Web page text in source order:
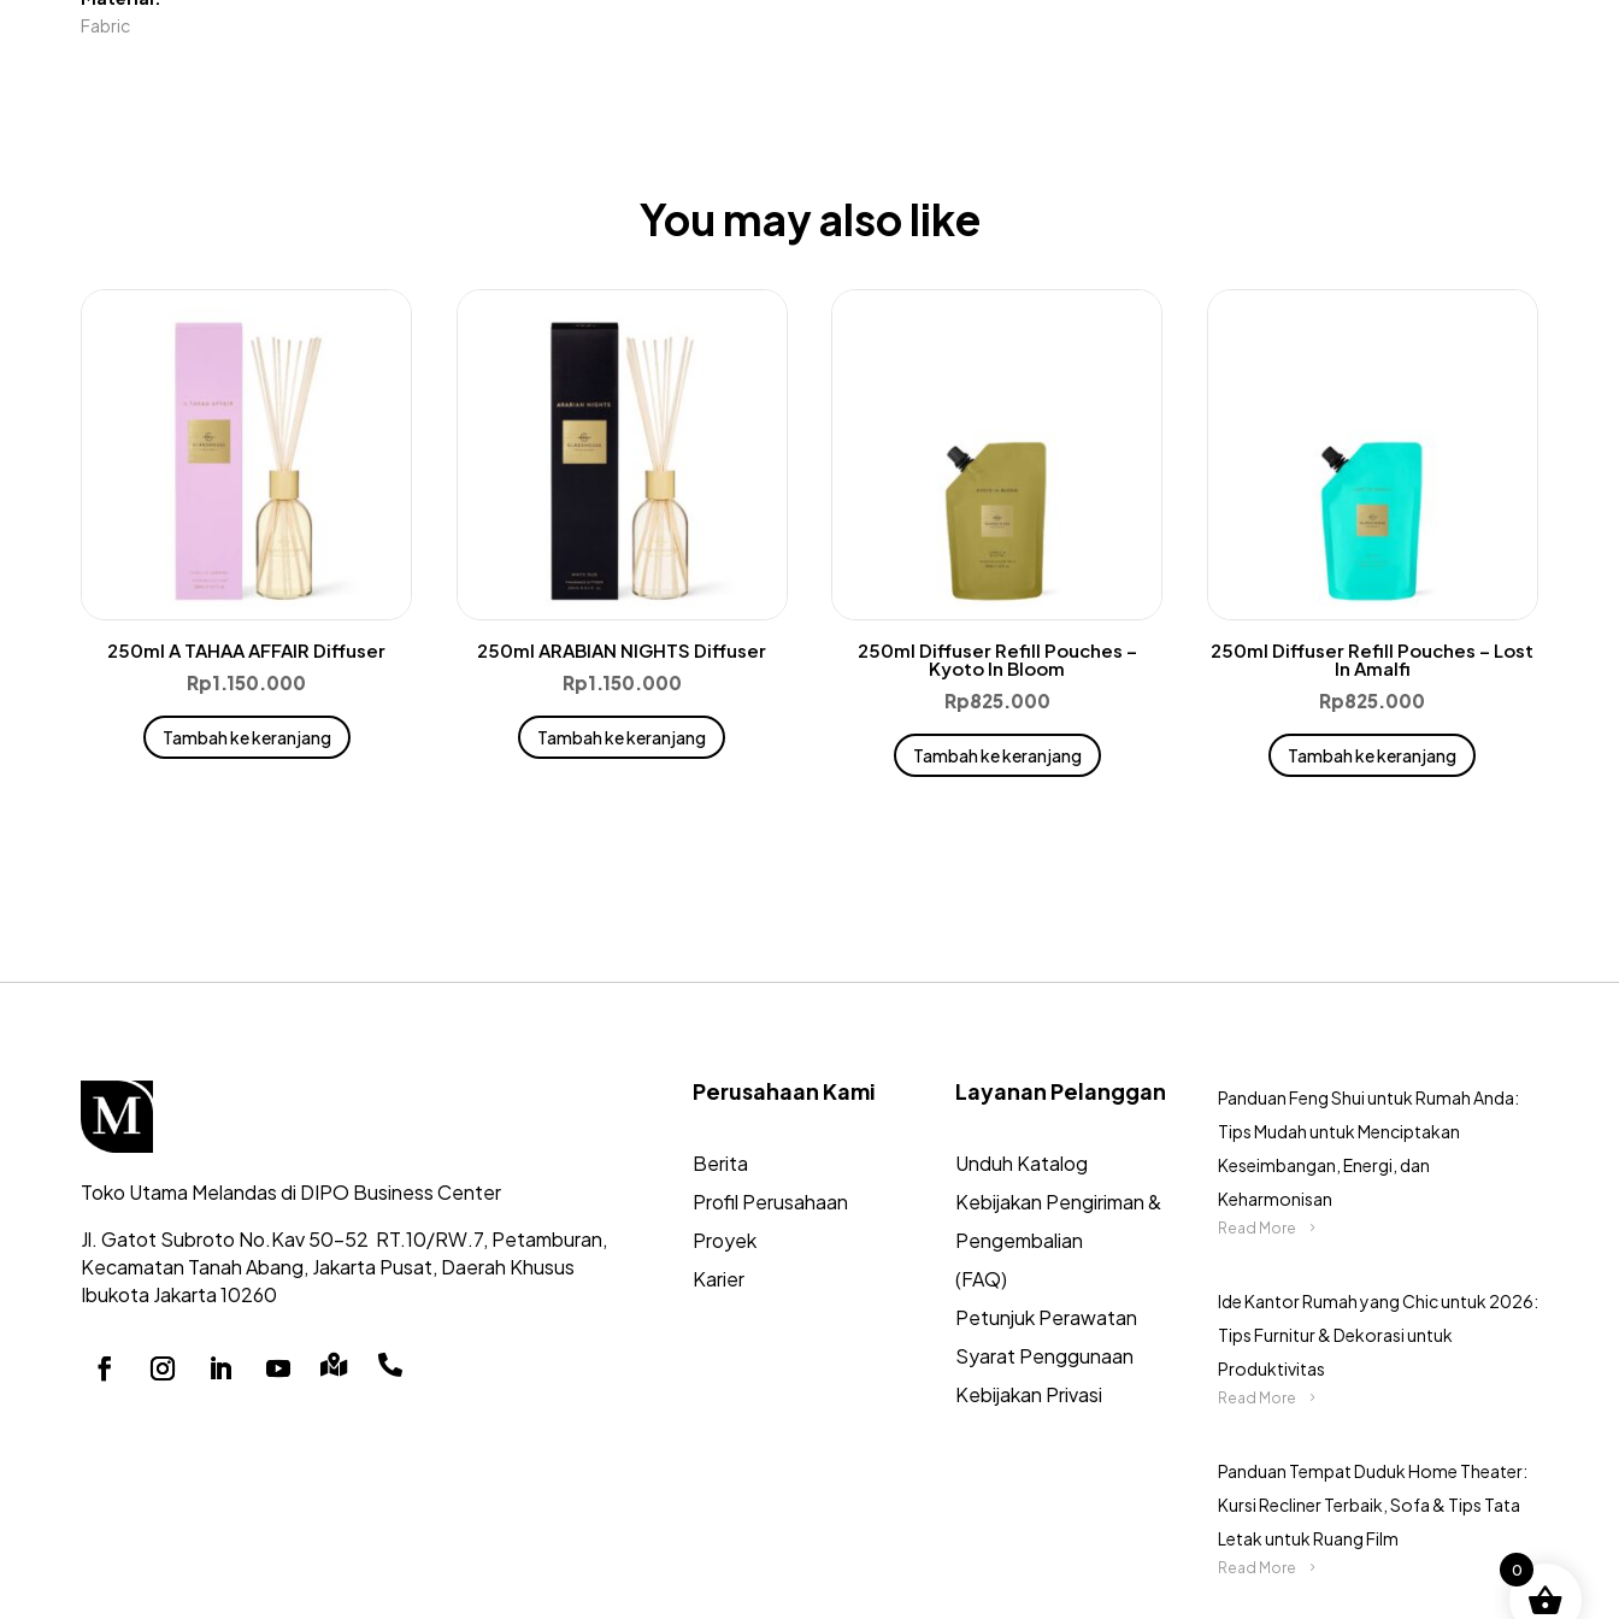
Fabric
You may also like
250ml A TAHAA AFFAIR Diffuser
Rp1.150.000
Tambah ke keranjang
250ml ARABIAN NIGHTS Diffuser
Rp1.150.000
Tambah ke keranjang
250ml Diffuser Refill Pouches –
Kyoto In Bloom
Rp825.000
Tambah ke keranjang
250ml Diffuser Refill Pouches – Lost
In Amalfi
Rp825.000
Tambah ke keranjang
Toko Utama Melandas di DIPO Business Center
Jl. Gatot Subroto No.Kav 50-52 RT.10/RW.7, Petamburan,
Kecamatan Tanah Abang, Jakarta Pusat, Daerah Khusus
Ibukota Jakarta 10260
 
Perusahaan Kami
Berita
Profil Perusahaan
Proyek
Karier
Layanan Pelanggan
Unduh Katalog
Kebijakan Pengiriman &
Pengembalian
(FAQ)
Petunjuk Perawatan
Syarat Penggunaan
Kebijakan Privasi
Panduan Feng Shui untuk Rumah Anda:
Tips Mudah untuk Menciptakan
Keseimbangan, Energi, dan
Keharmonisan
Read More
Ide Kantor Rumah yang Chic untuk 2026:
Tips Furnitur & Dekorasi untuk
Produktivitas
Read More
Panduan Tempat Duduk Home Theater:
Kursi Recliner Terbaik, Sofa & Tips Tata
Letak untuk Ruang Film
Read More 0